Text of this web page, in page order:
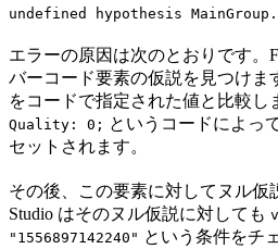
undefined hypothesis
エラーの原因は次のとおりです。
バーコード要素の仮説を見つけま
をコードで指定された値と比較し
Quality: 0; というコードによっ
セットされます。
その後、この要素に対してヌル仮
Studio はそのヌル仮説に対しても
"1556897142240" という条件をチ